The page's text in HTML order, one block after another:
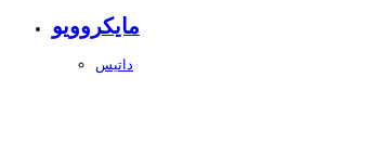
مایکروویو
داتیس